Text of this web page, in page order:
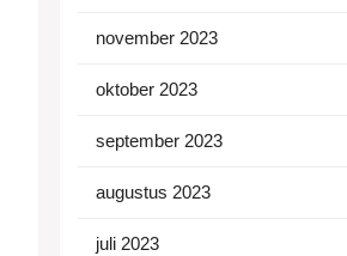
november 2023
oktober 2023
september 2023
augustus 2023
juli 2023